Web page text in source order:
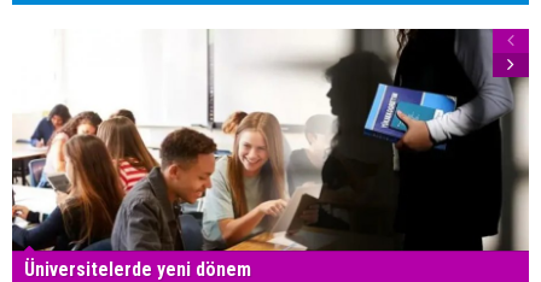
Üniversitelerde yeni dönem